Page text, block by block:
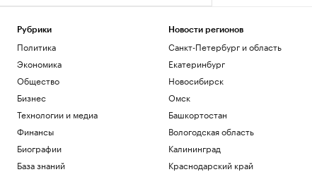
Рубрики
Политика
Экономика
Общество
Бизнес
Технологии и медиа
Финансы
Биографии
База знаний
Новости регионов
Санкт-Петербург и область
Екатеринбург
Новосибирск
Омск
Башкортостан
Вологодская область
Калининград
Краснодарский край